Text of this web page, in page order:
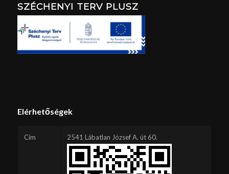
SZÉCHENYI TERV PLUSZ
Elérhetőségek
Cím 2541 Lábatlan József A. út 60.